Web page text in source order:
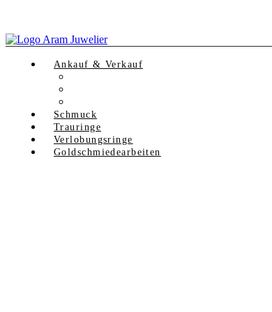
Ankauf & Verkauf
Schmuck
Trauringe
Verlobungsringe
Goldschmiedearbeiten